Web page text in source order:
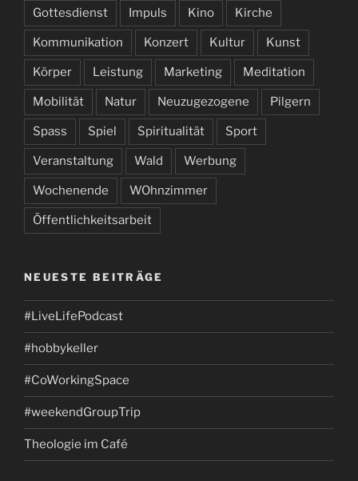
Gottesdienst Impuls Kino Kirche
Kommunikation Konzert Kultur Kunst
Körper Leistung Marketing Meditation
Mobilität Natur Neuzugezogene Pilgern
Spass Spiel Spiritualität Sport
Veranstaltung Wald Werbung
Wochenende WOhnzimmer
Öffentlichkeitsarbeit
NEUESTE BEITRÄGE
#LiveLifePodcast
#hobbykeller
#CoWorkingSpace
#weekendGroupTrip
Theologie im Café